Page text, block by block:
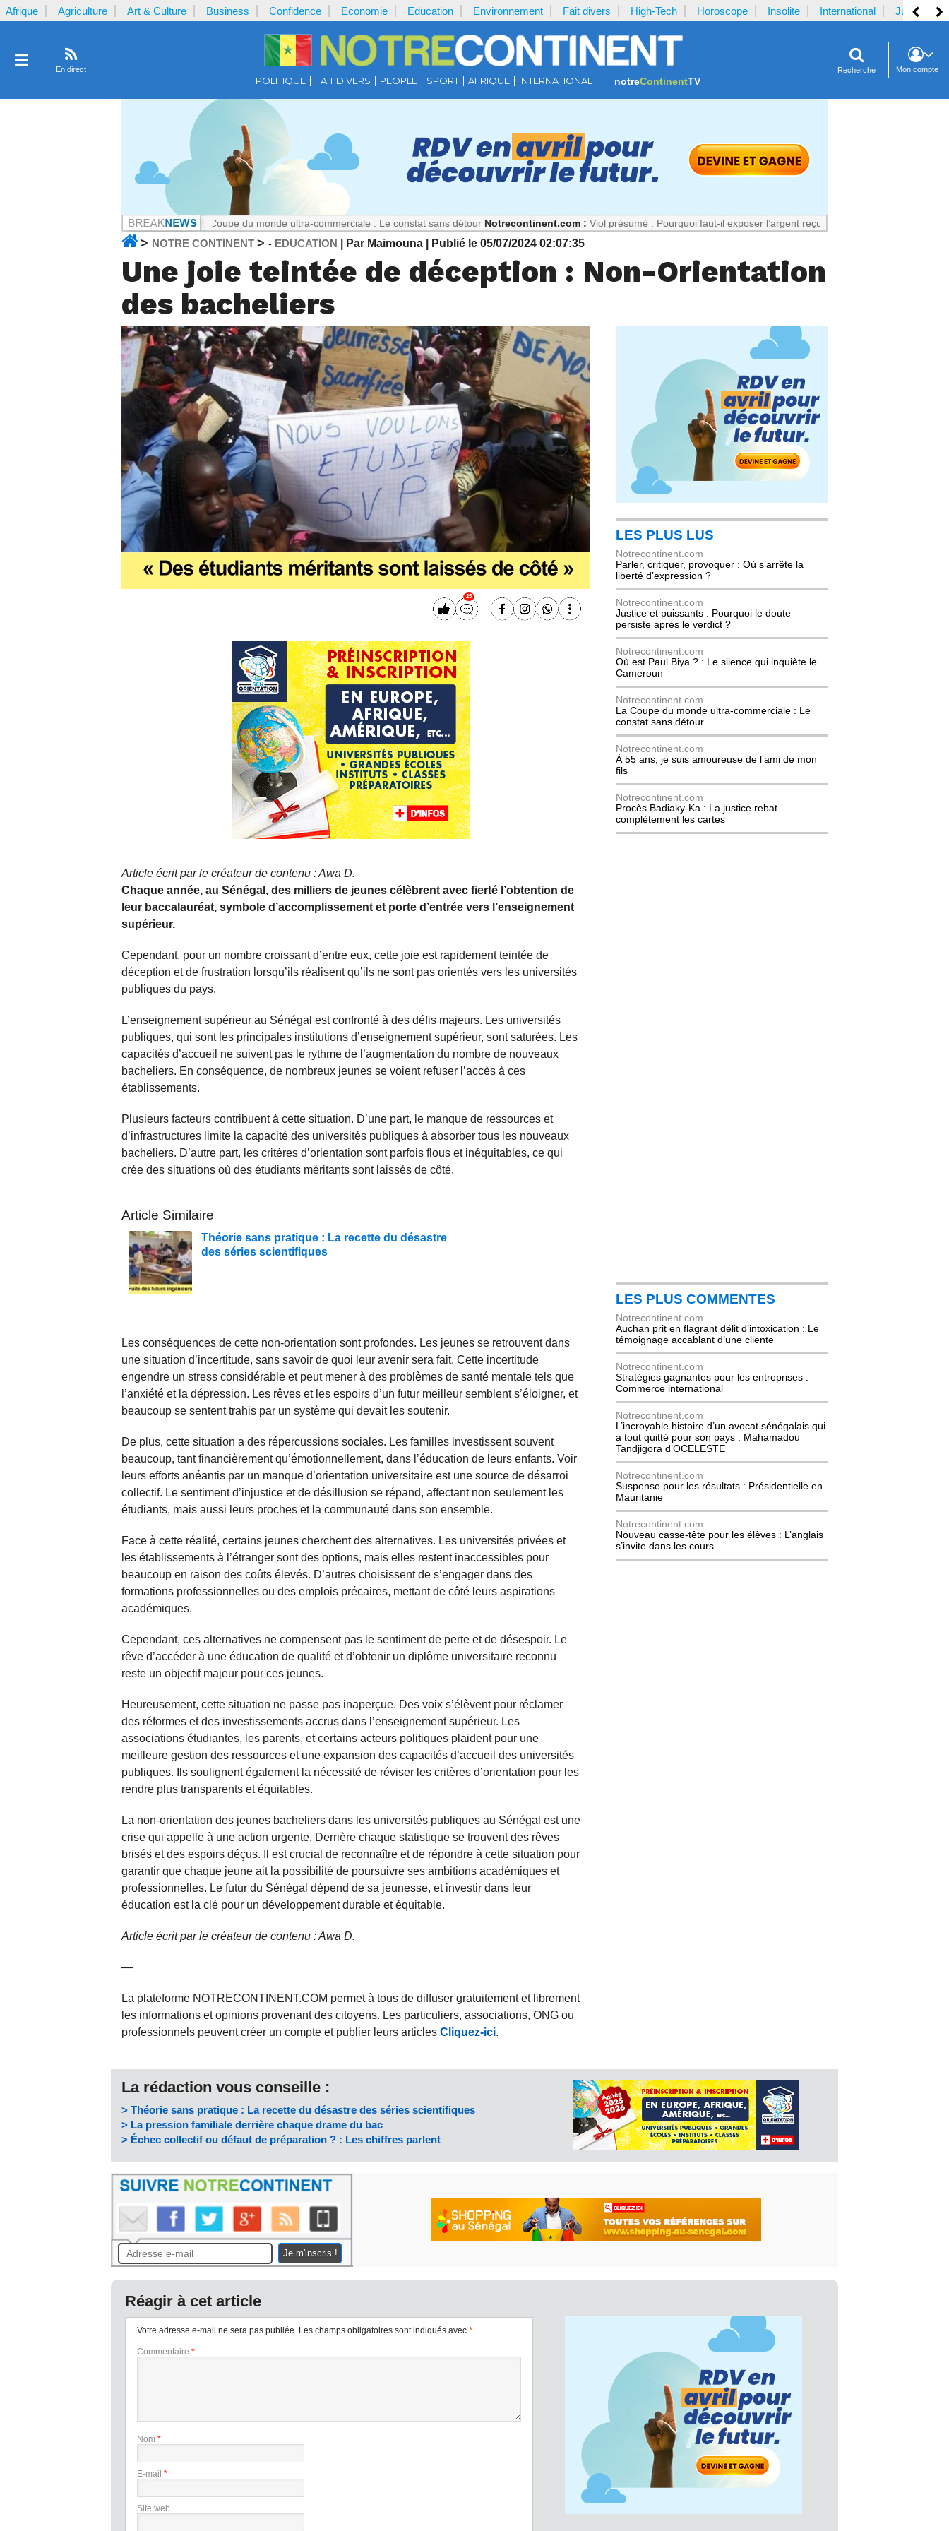
Afrique Agriculture Art & Culture Business Confidence Economie Education Environnement Fait divers High-Tech Horoscope Insolite International Justice
En direct
POLITIQUE FAIT DIVERS PEOPLE SPORT AFRIQUE INTERNATIONAL notreContinentTV
Recherche Mon compte
Notrecontinent.com : La Coupe du monde ultra-commerciale : Le constat sans détour Notrecontinent.com : Viol présumé : Pourquoi faut-il exposer l’argent reçu par la plaignante ?
> NOTRE CONTINENT > - EDUCATION | Par Maimouna | Publié le 05/07/2024 02:07:35
Une joie teintée de déception : Non-Orientation
des bacheliers
25
Article écrit par le créateur de contenu : Awa D.
Chaque année, au Sénégal, des milliers de jeunes célèbrent avec fierté l’obtention de
leur baccalauréat, symbole d’accomplissement et porte d’entrée vers l’enseignement
supérieur.
Cependant, pour un nombre croissant d’entre eux, cette joie est rapidement teintée de
déception et de frustration lorsqu’ils réalisent qu’ils ne sont pas orientés vers les universités
publiques du pays.
L’enseignement supérieur au Sénégal est confronté à des défis majeurs. Les universités
publiques, qui sont les principales institutions d’enseignement supérieur, sont saturées. Les
capacités d’accueil ne suivent pas le rythme de l’augmentation du nombre de nouveaux
bacheliers. En conséquence, de nombreux jeunes se voient refuser l’accès à ces
établissements.
Plusieurs facteurs contribuent à cette situation. D’une part, le manque de ressources et
d’infrastructures limite la capacité des universités publiques à absorber tous les nouveaux
bacheliers. D’autre part, les critères d’orientation sont parfois flous et inéquitables, ce qui
crée des situations où des étudiants méritants sont laissés de côté.
Article Similaire
Théorie sans pratique : La recette du désastre
des séries scientifiques
Les conséquences de cette non-orientation sont profondes. Les jeunes se retrouvent dans
une situation d’incertitude, sans savoir de quoi leur avenir sera fait. Cette incertitude
engendre un stress considérable et peut mener à des problèmes de santé mentale tels que
l’anxiété et la dépression. Les rêves et les espoirs d’un futur meilleur semblent s’éloigner, et
beaucoup se sentent trahis par un système qui devait les soutenir.
De plus, cette situation a des répercussions sociales. Les familles investissent souvent
beaucoup, tant financièrement qu’émotionnellement, dans l’éducation de leurs enfants. Voir
leurs efforts anéantis par un manque d’orientation universitaire est une source de désarroi
collectif. Le sentiment d’injustice et de désillusion se répand, affectant non seulement les
étudiants, mais aussi leurs proches et la communauté dans son ensemble.
Face à cette réalité, certains jeunes cherchent des alternatives. Les universités privées et
les établissements à l’étranger sont des options, mais elles restent inaccessibles pour
beaucoup en raison des coûts élevés. D’autres choisissent de s’engager dans des
formations professionnelles ou des emplois précaires, mettant de côté leurs aspirations
académiques.
Cependant, ces alternatives ne compensent pas le sentiment de perte et de désespoir. Le
rêve d’accéder à une éducation de qualité et d’obtenir un diplôme universitaire reconnu
reste un objectif majeur pour ces jeunes.
Heureusement, cette situation ne passe pas inaperçue. Des voix s’élèvent pour réclamer
des réformes et des investissements accrus dans l’enseignement supérieur. Les
associations étudiantes, les parents, et certains acteurs politiques plaident pour une
meilleure gestion des ressources et une expansion des capacités d’accueil des universités
publiques. Ils soulignent également la nécessité de réviser les critères d’orientation pour les
rendre plus transparents et équitables.
La non-orientation des jeunes bacheliers dans les universités publiques au Sénégal est une
crise qui appelle à une action urgente. Derrière chaque statistique se trouvent des rêves
brisés et des espoirs déçus. Il est crucial de reconnaître et de répondre à cette situation pour
garantir que chaque jeune ait la possibilité de poursuivre ses ambitions académiques et
professionnelles. Le futur du Sénégal dépend de sa jeunesse, et investir dans leur
éducation est la clé pour un développement durable et équitable.
Article écrit par le créateur de contenu : Awa D.
—
La plateforme NOTRECONTINENT.COM permet à tous de diffuser gratuitement et librement
les informations et opinions provenant des citoyens. Les particuliers, associations, ONG ou
professionnels peuvent créer un compte et publier leurs articles Cliquez-ici.
LES PLUS LUS
Notrecontinent.com
Parler, critiquer, provoquer : Où s’arrête la
liberté d’expression ?
Notrecontinent.com
Justice et puissants : Pourquoi le doute
persiste après le verdict ?
Notrecontinent.com
Où est Paul Biya ? : Le silence qui inquiète le
Cameroun
Notrecontinent.com
La Coupe du monde ultra-commerciale : Le
constat sans détour
Notrecontinent.com
À 55 ans, je suis amoureuse de l’ami de mon
fils
Notrecontinent.com
Procès Badiaky-Ka : La justice rebat
complètement les cartes
LES PLUS COMMENTES
Notrecontinent.com
Auchan prit en flagrant délit d’intoxication : Le
témoignage accablant d’une cliente
Notrecontinent.com
Stratégies gagnantes pour les entreprises :
Commerce international
Notrecontinent.com
L’incroyable histoire d’un avocat sénégalais qui
a tout quitté pour son pays : Mahamadou
Tandjigora d’OCELESTE
Notrecontinent.com
Suspense pour les résultats : Présidentielle en
Mauritanie
Notrecontinent.com
Nouveau casse-tête pour les élèves : L’anglais
s’invite dans les cours
La rédaction vous conseille :
> Théorie sans pratique : La recette du désastre des séries scientifiques
> La pression familiale derrière chaque drame du bac
> Échec collectif ou défaut de préparation ? : Les chiffres parlent
Je m'inscris !
Réagir à cet article
Votre adresse e-mail ne sera pas publiée. Les champs obligatoires sont indiqués avec *
Commentaire *
Nom *
E-mail *
Site web